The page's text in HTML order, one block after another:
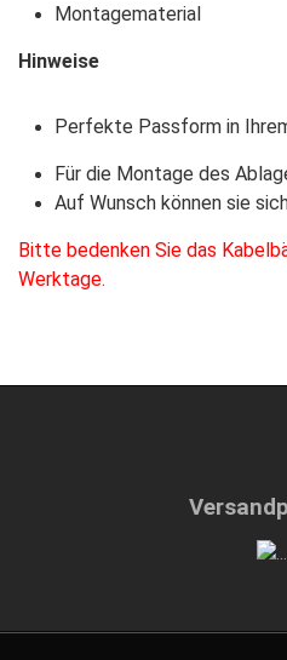
Montagematerial
Hinweise
Perfekte Passform in
Für die Montage des
Auf Wunsch können sie
Bitte bedenken Sie das
Werktage.